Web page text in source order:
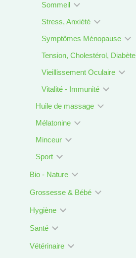
Sommeil
Stress, Anxiété
Symptômes Ménopause
Tension, Cholestérol, Diabète
Vieillissement Oculaire
Vitalité - Immunité
Huile de massage
Mélatonine
Minceur
Sport
Bio - Nature
Grossesse & Bébé
Hygiène
Santé
Vétérinaire